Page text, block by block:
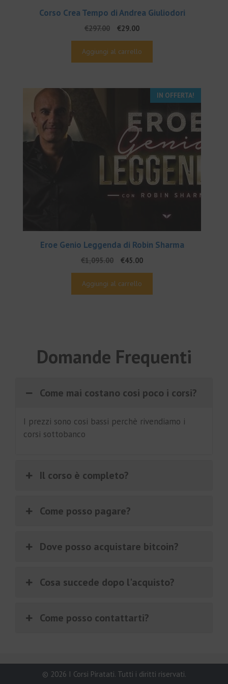
Corso Crea Tempo di Andrea Giuliodori
€297.00
Il
prezzo
originale
€29.00Il
prezzo
attuale
Aggiungi al carrello
IN OFFERTA!
Eroe Genio Leggenda di Robin Sharma
€1,095.00
Il
prezzo
originale
€45.00Il
prezzo
Aggiungi al carrello
Domande Frequenti
Come mai costano cosi poco i corsi?
I prezzi sono cosi bassi perchè rivendiamo i
corsi sottobanco
Il corso è completo?
Come posso pagare?
Dove posso acquistare bitcoin?
Cosa succede dopo l'acquisto?
Come posso contattarti?
© 2026 I Corsi Piratati. Tutti i diritti riservati.
Il
prezzo
Il
prezzo
Aggiungi al carrello